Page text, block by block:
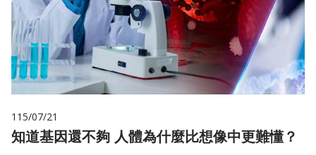
115/07/21
知道基因還不夠 人體為什麼比想像中更難懂？